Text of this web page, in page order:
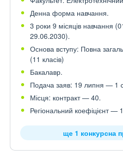
Денна форма навчання.
3 роки 9 місяців навчання
29.06.2030).
Основа вступу: Повна
(11 класів)
Бакалавр.
Подача заяв: 19 липня — 1
Місця: контракт — 40.
Регіональний коефіцієнт —
ще 1 конкурсна